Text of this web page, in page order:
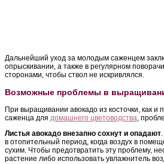
Дальнейший уход за молодым саженцем
опрыскивании, а также в регулярном
сторонами, чтобы ствол не искривлялся.
Возможные проблемы в
При выращивании авокадо из косточки, как и
саженца для домашнего цветоводства,
Листья авокадо внезапно сохнут и опадают
в отопительный период, когда воздух в
сухим. Чтобы предотвратить эту проблему,
растение либо использовать увлажнитель